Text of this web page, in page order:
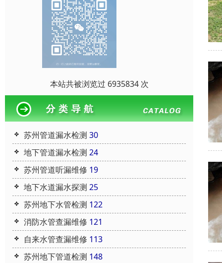
本站共被浏览过 6935834 次
苏州管道漏水检测 30
地下管道漏水检测 24
苏州管道听漏维修 19
地下水道漏水探测 25
苏州地下水管检测 122
消防水管查漏维修 121
自来水管查漏维修 113
苏州地下管道检测 148